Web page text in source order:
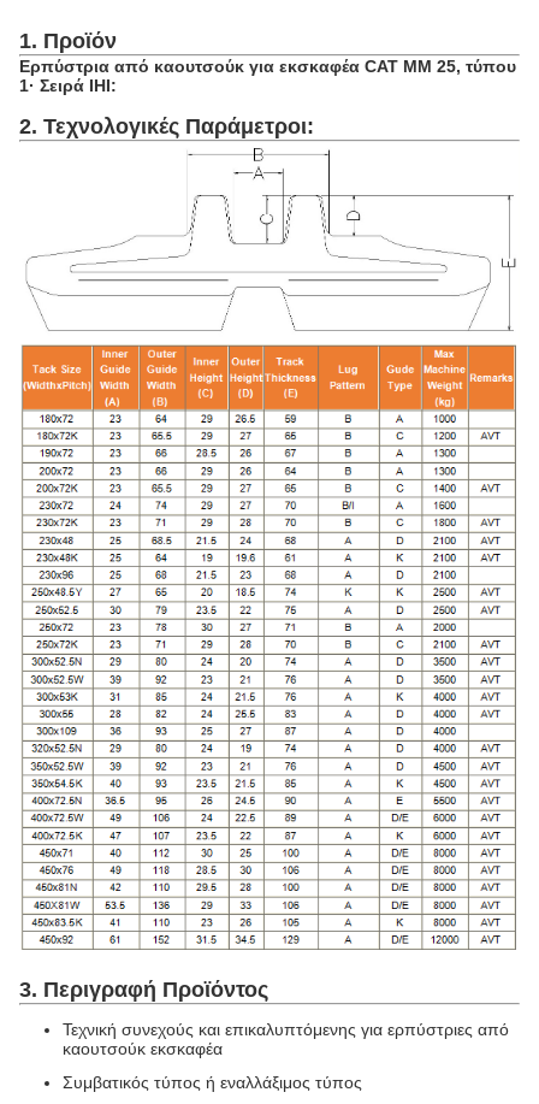
1. Προϊόν
Ερπύστρια από καουτσούκ για εκσκαφέα CAT MM 25, τύπου
1· Σειρά IHI:
2. Τεχνολογικές Παράμετροι:
3. Περιγραφή Προϊόντος
Τεχνική συνεχούς και επικαλυπτόμενης για ερπύστριες από
καουτσούκ εκσκαφέα
Συμβατικός τύπος ή εναλλάξιμος τύπος